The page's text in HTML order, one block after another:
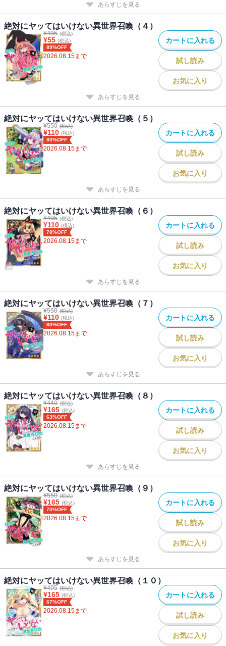
あらすじを見る
絶対にヤッてはいけない異世界召喚（４）
¥495 (税込)
¥55 (税込)
89%OFF
2026.08.15まで
カートに入れる
試し読み
お気に入り
あらすじを見る
絶対にヤッてはいけない異世界召喚（５）
¥550 (税込)
¥110 (税込)
80%OFF
2026.08.15まで
カートに入れる
試し読み
お気に入り
あらすじを見る
絶対にヤッてはいけない異世界召喚（６）
¥495 (税込)
¥110 (税込)
78%OFF
2026.08.15まで
カートに入れる
試し読み
お気に入り
あらすじを見る
絶対にヤッてはいけない異世界召喚（７）
¥550 (税込)
¥110 (税込)
80%OFF
2026.08.15まで
カートに入れる
試し読み
お気に入り
あらすじを見る
絶対にヤッてはいけない異世界召喚（８）
¥440 (税込)
¥165 (税込)
63%OFF
2026.08.15まで
カートに入れる
試し読み
お気に入り
あらすじを見る
絶対にヤッてはいけない異世界召喚（９）
¥550 (税込)
¥165 (税込)
70%OFF
2026.08.15まで
カートに入れる
試し読み
お気に入り
あらすじを見る
絶対にヤッてはいけない異世界召喚（１０）
¥495 (税込)
¥165 (税込)
67%OFF
2026.08.15まで
カートに入れる
試し読み
お気に入り